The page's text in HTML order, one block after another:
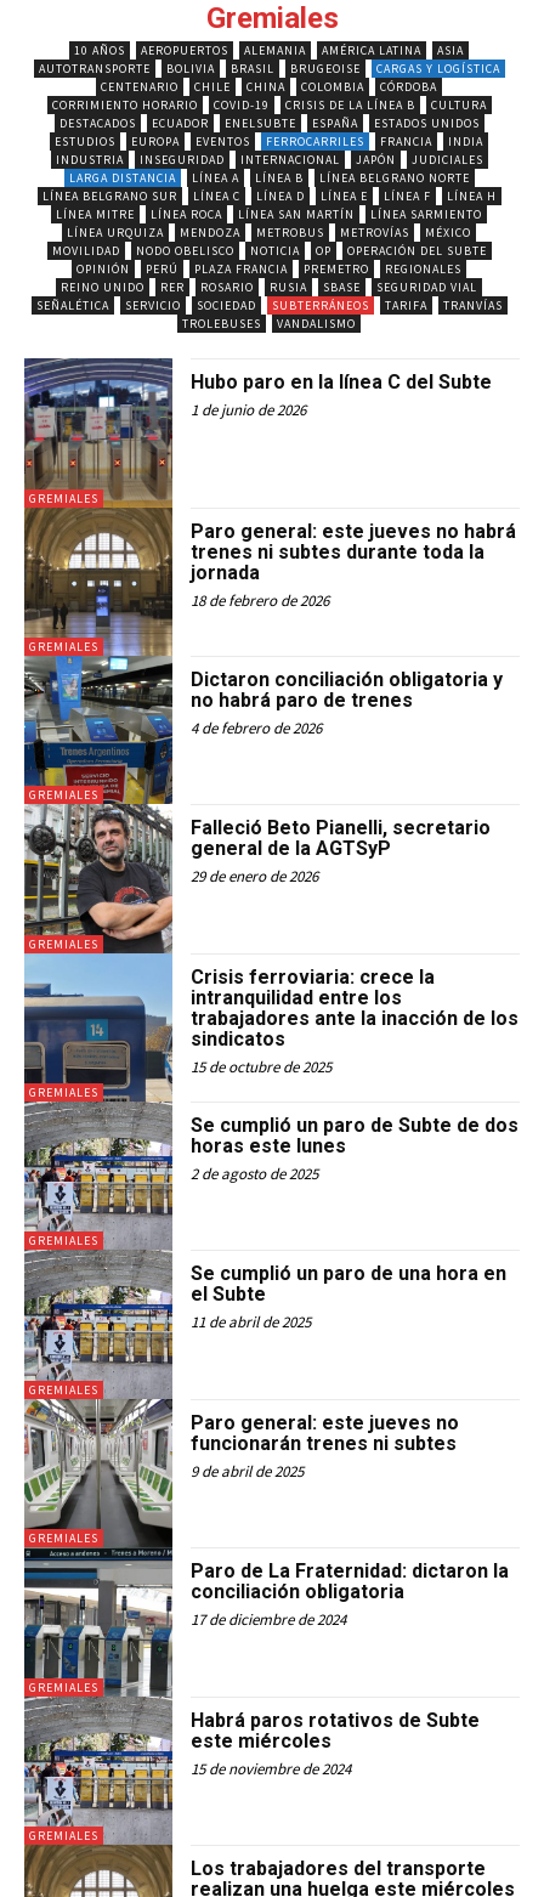
Gremiales
10 AÑOS AEROPUERTOS ALEMANIA AMÉRICA LATINA
ASIA
AUTOTRANSPORTE
BOLIVIA BRASIL BRUGEOISE
CARGAS Y LOGÍSTICA
CENTENARIO
CHILE CHINA COLOMBIA
CÓRDOBA
CORRIMIENTO HORARIO
COVID-19 CRISIS DE LA LÍNEA B
CULTURA
DESTACADOS
ECUADOR ENELSUBTE ESPAÑA
ESTADOS UNIDOS
ESTUDIOS
EUROPA EVENTOS FERROCARRILES FRANCIA
INDIA
INDUSTRIA
INSEGURIDAD INTERNACIONAL JAPÓN
JUDICIALES
LARGA DISTANCIA
LÍNEA A LÍNEA B
LÍNEA BELGRANO NORTE
LÍNEA BELGRANO SUR
LÍNEA C LÍNEA D LÍNEA E LÍNEA F
LÍNEA H
LÍNEA MITRE
LÍNEA ROCA LÍNEA SAN MARTÍN
LÍNEA SARMIENTO
LÍNEA URQUIZA
MENDOZA METROBUS METROVÍAS
MÉXICO
MOVILIDAD
NODO OBELISCO NOTICIA OP
OPERACIÓN DEL SUBTE
OPINIÓN
PERÚ PLAZA FRANCIA PREMETRO
REGIONALES
REINO UNIDO
RER ROSARIO RUSIA SBASE
SEGURIDAD VIAL
SEÑALÉTICA
SERVICIO SOCIEDAD SUBTERRÁNEOS TARIFA
TRANVÍAS
TROLEBUSES
VANDALISMO
GREMIALES
Hubo paro en la línea C del Subte
1 de junio de 2026
GREMIALES
Paro general: este jueves no habrá
trenes ni subtes durante toda la
jornada
18 de febrero de 2026
GREMIALES
Dictaron conciliación obligatoria y
no habrá paro de trenes
4 de febrero de 2026
GREMIALES
Falleció Beto Pianelli, secretario
general de la AGTSyP
29 de enero de 2026
GREMIALES
Crisis ferroviaria: crece la
intranquilidad entre los
trabajadores ante la inacción de los
sindicatos
15 de octubre de 2025
GREMIALES
Se cumplió un paro de Subte de dos
horas este lunes
2 de agosto de 2025
GREMIALES
Se cumplió un paro de una hora en
el Subte
11 de abril de 2025
GREMIALES
Paro general: este jueves no
funcionarán trenes ni subtes
9 de abril de 2025
GREMIALES
Paro de La Fraternidad: dictaron la
conciliación obligatoria
17 de diciembre de 2024
GREMIALES
Habrá paros rotativos de Subte
este miércoles
15 de noviembre de 2024
Los trabajadores del transporte
realizan una huelga este miércoles